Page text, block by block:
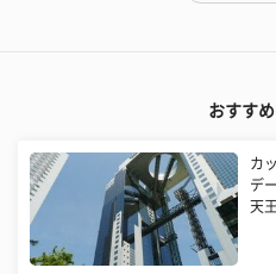
おすす
カ
デ
天